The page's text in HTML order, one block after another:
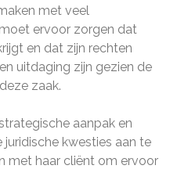
met veel
ervoor zorgen dat
en dat zijn rechten
uitdaging zijn gezien de
zaak.
aanpak en
kwesties aan te
met haar cliënt om ervoor